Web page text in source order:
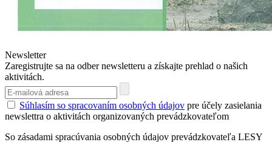
Newsletter
Zaregistrujte sa na odber newsletteru a získajte prehlad o našich
aktivitách.
Súhlasím so spracovaním osobných údajov pre účely zasielania
newslettra o aktivitách organizovaných prevádzkovateľom
So zásadami spracúvania osobných údajov prevádzkovateľa LESY